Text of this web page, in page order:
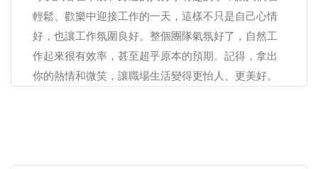
輕鬆、歡樂中迎接工作的一天，這樣不只是自己心情
好，也讓工作氛圍良好。整個團隊氣氛好了，自然工
作起來很有效率，甚至超乎原本的預期。記得，拿出
你的熱情和微笑，讓職場生活變得更怡人、更美好。